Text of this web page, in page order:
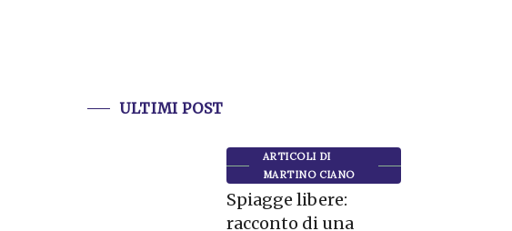
ULTIMI POST
ARTICOLI DI
MARTINO CIANO
Spiagge libere:
racconto di una